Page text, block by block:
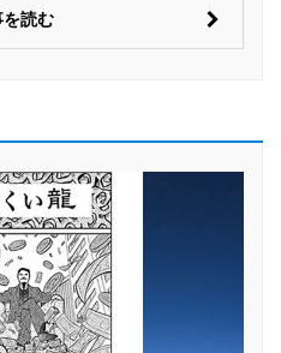
を読む